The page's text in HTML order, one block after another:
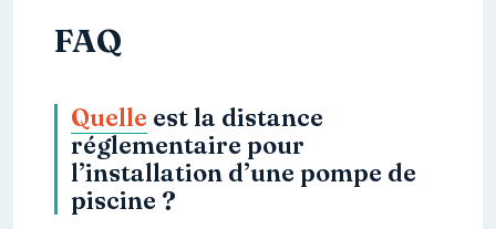
FAQ
Quelle est la distance
réglementaire pour
l’installation d’une pompe de
piscine ?